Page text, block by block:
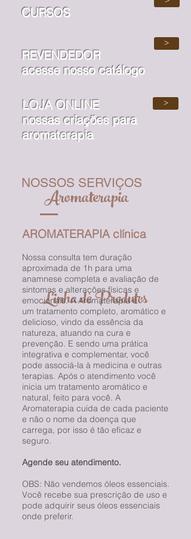
CURSOS
REVENDEDOR
acesse nosso catálogo
>
LOJA ONLINE
nossas criações para
aromaterapia
>
NOSSOS SERVIÇOS
Aromaterapia
Linha de Produtos
AROMATERAPIA clínica
Nossa consulta tem duração
aproximada de 1h para uma
anamnese completa e avaliação de
sintomas e alterações físicas e
emocionais. A Aromaterapia é
um tratamento completo, aromático e
delicioso, vindo da essência da
natureza, atuando na cura e
prevenção. E sendo uma prática
integrativa e complementar, você
pode associá-la à medicina e outras
terapias. Após o atendimento você
inicia um tratamento aromático e
natural, feito para você. A
Aromaterapia cuida de cada paciente
e não o nome da doença que
carrega, por isso é tão eficaz e
seguro.
Agende seu atendimento.
OBS: Não vendemos óleos essenciais.
Você recebe sua prescrição de uso e
pode adquirir seus óleos essenciais
onde preferir.